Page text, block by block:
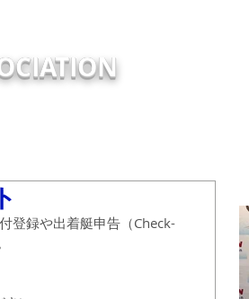
登録や出着艇申告（Check-